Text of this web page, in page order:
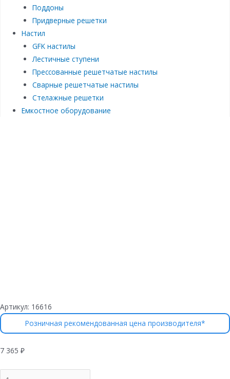
Поддоны
Придверные решетки
Настил
GFK настилы
Лестичные ступени
Прессованные решетчатые настилы
Сварные решетчатые настилы
Стелажные решетки
Емкостное оборудование
Артикул: 16616
Розничная рекомендованная цена производителя*
7 365 ₽